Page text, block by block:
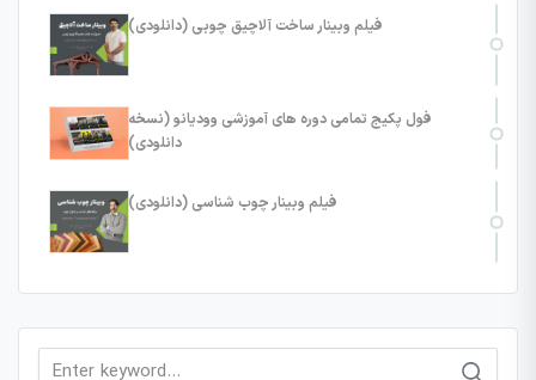
فیلم وبینار ساخت آلاچیق چوبی (دانلودی)
فول پکیج تمامی دوره های آموزشی وودیانو (نسخه
دانلودی)
فیلم وبینار چوب شناسی (دانلودی)
Search